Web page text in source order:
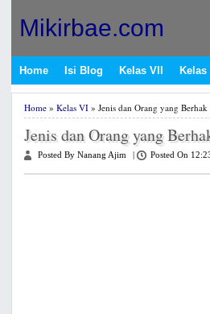
Mikirbae.com
Home Isi Blog Kelas VII Kelas
Home» Kelas VI» Jenis dan Orang yang
Jenis dan Orang yang
Posted By Nanang Ajim Posted On